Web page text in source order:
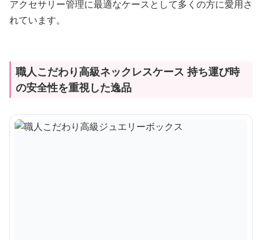
アクセサリー管理に最適なケースとして多くの方に愛用さ
れています。
職人こだわり高級ネックレスケース 持ち運び時
の安全性を重視した逸品